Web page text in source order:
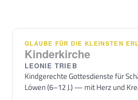
GLAUBE FÜR DIE KLEINSTEN
Kinderkirche
LEONIE TRIEB
Kindgerechte Gottesdienste für
Löwen (6–12 J.) — mit Herz und